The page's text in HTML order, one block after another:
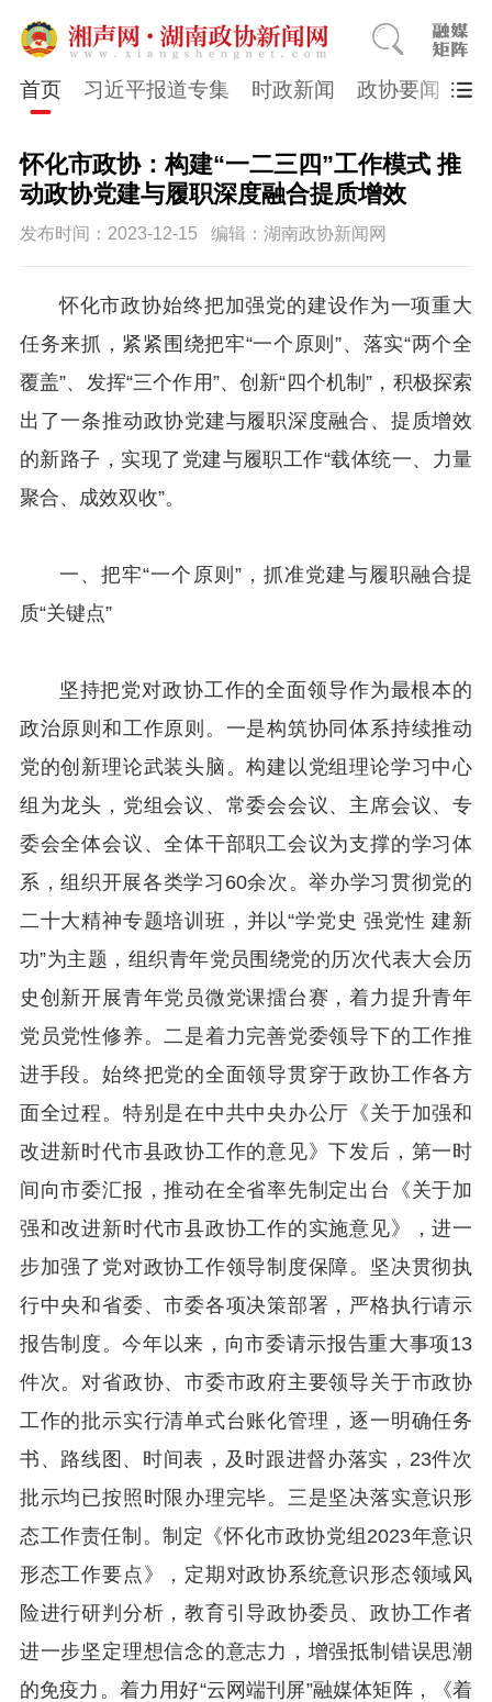
首页 习近平报道专集 时政新闻 政协要闻 市
怀化市政协：构建“一二三四”工作模式 推
动政协党建与履职深度融合提质增效
发布时间：2023-12-15 编辑：湖南政协新闻网
怀化市政协始终把加强党的建设作为一项重大
任务来抓，紧紧围绕把牢“一个原则”、落实“两个全
覆盖”、发挥“三个作用”、创新“四个机制”，积极探索
出了一条推动政协党建与履职深度融合、提质增效
的新路子，实现了党建与履职工作“载体统一、力量
聚合、成效双收”。
一、把牢“一个原则”，抓准党建与履职融合提
质“关键点”
坚持把党对政协工作的全面领导作为最根本的
政治原则和工作原则。一是构筑协同体系持续推动
党的创新理论武装头脑。构建以党组理论学习中心
组为龙头，党组会议、常委会会议、主席会议、专
委会全体会议、全体干部职工会议为支撑的学习体
系，组织开展各类学习60余次。举办学习贯彻党的
二十大精神专题培训班，并以“学党史 强党性 建新
功”为主题，组织青年党员围绕党的历次代表大会历
史创新开展青年党员微党课擂台赛，着力提升青年
党员党性修养。二是着力完善党委领导下的工作推
进手段。始终把党的全面领导贯穿于政协工作各方
面全过程。特别是在中共中央办公厅《关于加强和
改进新时代市县政协工作的意见》下发后，第一时
间向市委汇报，推动在全省率先制定出台《关于加
强和改进新时代市县政协工作的实施意见》，进一
步加强了党对政协工作领导制度保障。坚决贯彻执
行中央和省委、市委各项决策部署，严格执行请示
报告制度。今年以来，向市委请示报告重大事项13
件次。对省政协、市委市政府主要领导关于市政协
工作的批示实行清单式台账化管理，逐一明确任务
书、路线图、时间表，及时跟进督办落实，23件次
批示均已按照时限办理完毕。三是坚决落实意识形
态工作责任制。制定《怀化市政协党组2023年意识
形态工作要点》，定期对政协系统意识形态领域风
险进行研判分析，教育引导政协委员、政协工作者
进一步坚定理想信念的意志力，增强抵制错误思潮
的免疫力。着力用好“云网端刊屏”融媒体矩阵，《着